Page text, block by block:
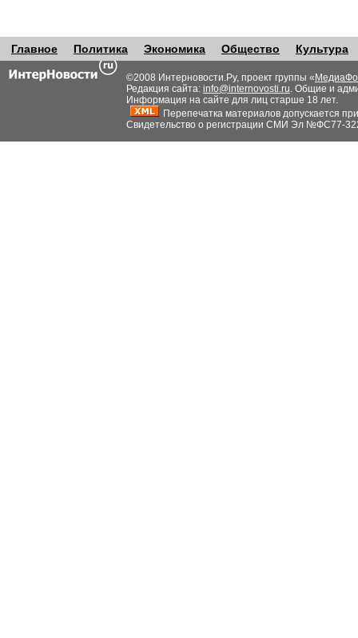
Главное Политика Экономика Общество Культура
©2008 Интерновости.Ру, проект группы «
Редакция сайта: info@internovosti.ru. Общие и
Информация на сайте для лиц старше 18 лет.
Перепечатка материалов допускается
Свидетельство о регистрации СМИ Эл №ФС77-